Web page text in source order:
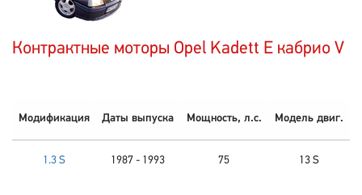
Контрактные моторы Opel Kadett E кабрио V
Модификация Даты выпуска Мощность, л.с. Модель двиг.
1.3 S 1987 - 1993 75 13 S